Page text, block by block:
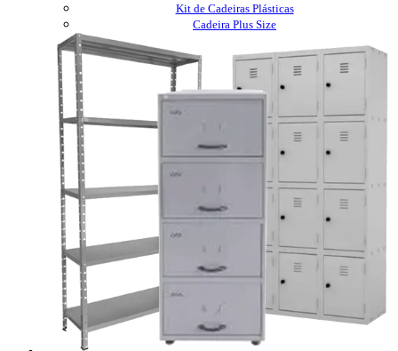
Kit de Cadeiras Plásticas
Cadeira Plus Size